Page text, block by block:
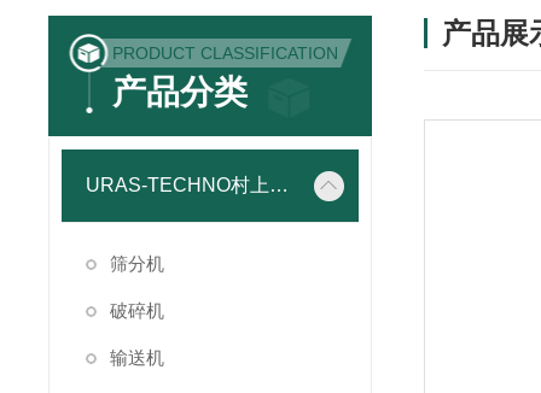
PRODUCT CLASSIFICATION
产品分类
URAS-TECHNO村上精机
筛分机
破碎机
输送机
产品展